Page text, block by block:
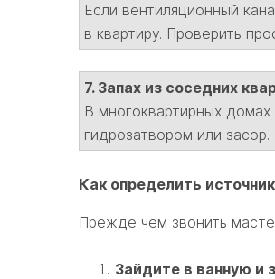
Если вентиляционный
в квартиру. Проверить
7. Запах из соседних
В многоквартирных
гидрозатвором или
Как определить
Прежде чем звонить
Зайдите в ванную и